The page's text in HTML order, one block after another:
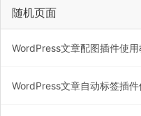
随机页面
WordPress文章配图插件使用
WordPress文章自动标签插件